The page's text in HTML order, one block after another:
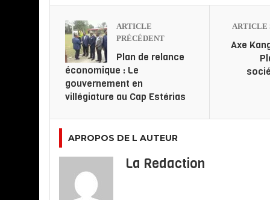
ARTICLE
PRÉCÉDENT
Plan de relance
économique : Le
gouvernement en
villégiature au Cap Estérias
ARTICLE
Axe
APROPOS DE L AUTEUR
La Redaction